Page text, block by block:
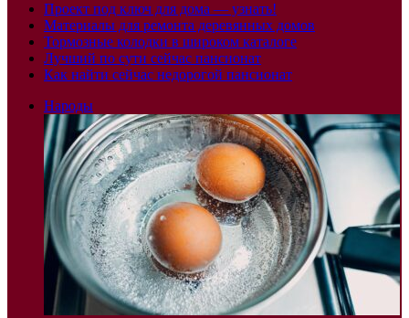
Проект под ключ для дома — узнать!
Материалы для ремонта деревянных домов
Тормозные колодки в широком каталоге
Лучший по сути сейчас пансионат
Как найти сейчас недорогой пансионат
Народы